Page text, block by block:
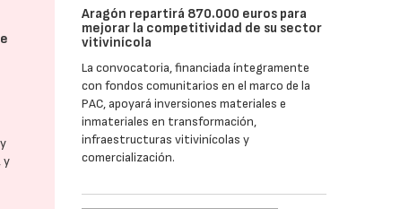
y
Aragón repartirá 870.000 euros para
mejorar la competitividad de su sector
vitivinícola
La convocatoria, financiada íntegramente
con fondos comunitarios en el marco de la
PAC, apoyará inversiones materiales e
inmateriales en transformación,
infraestructuras vitivinícolas y
comercialización.